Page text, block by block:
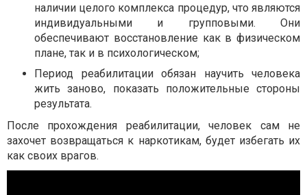
наличии целого комплекса процедур, что являются
индивидуальными и групповыми. Они
обеспечивают восстановление как в физическом
плане, так и в психологическом;
Период реабилитации обязан научить человека
жить заново, показать положительные стороны
результата.
После прохождения реабилитации, человек сам не
захочет возвращаться к наркотикам, будет избегать их
как своих врагов.